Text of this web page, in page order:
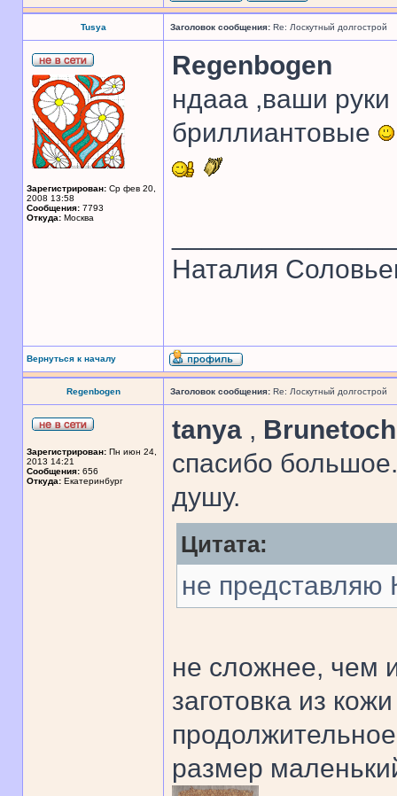
Tusya Заголовок сообщения: Re: Лоскутный долгострой
Зарегистрирован: Ср фев 20,
2008 13:58
Сообщения: 7793
Откуда: Москва
Regenbogen
ндааа ,ваши
бриллиантовые
Наталия
Вернуться к началу
Regenbogen Заголовок сообщения: Re: Лоскутный долгострой
Зарегистрирован: Пн июн 24,
2013 14:21
Сообщения: 656
Откуда: Екатеринбург
tanya ,
спасибо
душу.
Цитата:
не представляю
не сложнее, чем
заготовка из
размер